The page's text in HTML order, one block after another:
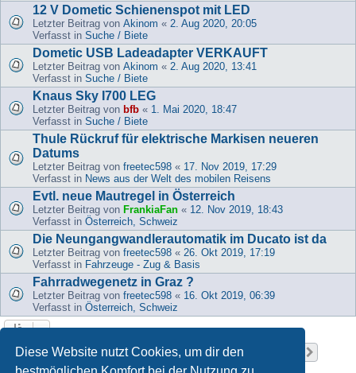
Diese Website nutzt Cookies, um dir den
12 V Dometic Schienenspot mit LED
Letzter Beitrag von Akinom « 2. Aug 2020, 20:05
Verfasst in Suche / Biete
Dometic USB Ladeadapter VERKAUFT
Letzter Beitrag von Akinom « 2. Aug 2020, 13:41
Verfasst in Suche / Biete
Knaus Sky I700 LEG
Letzter Beitrag von bfb « 1. Mai 2020, 18:47
Verfasst in Suche / Biete
Thule Rückruf für elektrische Markisen neueren
Datums
Letzter Beitrag von freetec598 « 17. Nov 2019, 17:29
Verfasst in News aus der Welt des mobilen Reisens
Evtl. neue Mautregel in Österreich
Letzter Beitrag von FrankiaFan « 12. Nov 2019, 18:43
Verfasst in Österreich, Schweiz
Die Neungangwandlerautomatik im Ducato ist da
Letzter Beitrag von freetec598 « 26. Okt 2019, 17:19
Verfasst in Fahrzeuge - Zug & Basis
Fahrradwegenetz in Graz ?
Letzter Beitrag von freetec598 « 16. Okt 2019, 06:39
Verfasst in Österreich, Schweiz
Die Suche ergab 919 Treffer Seite1 von37
1 2 3 4